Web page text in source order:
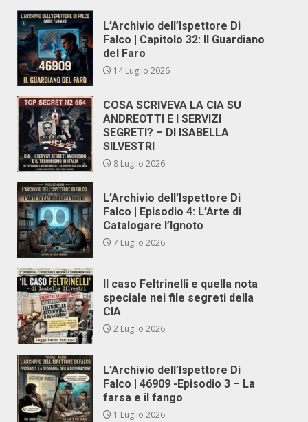
L’Archivio dell’Ispettore Di
Falco | Capitolo 32: Il Guardiano
del Faro
14 Luglio 2026
COSA SCRIVEVA LA CIA SU
ANDREOTTI E I SERVIZI
SEGRETI? – DI ISABELLA
SILVESTRI
8 Luglio 2026
L’Archivio dell’Ispettore Di
Falco | Episodio 4: L’Arte di
Catalogare l’Ignoto
7 Luglio 2026
Il caso Feltrinelli e quella nota
speciale nei file segreti della
CIA
2 Luglio 2026
L’Archivio dell’Ispettore Di
Falco | 46909 -Episodio 3 – La
farsa e il fango
1 Luglio 2026